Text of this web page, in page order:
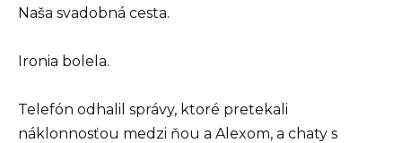
Naša svadobná cesta.
Ironia bolela.
Telefón odhalil správy, ktoré pretekali
náklonnosťou medzi ňou a Alexom, a chaty s